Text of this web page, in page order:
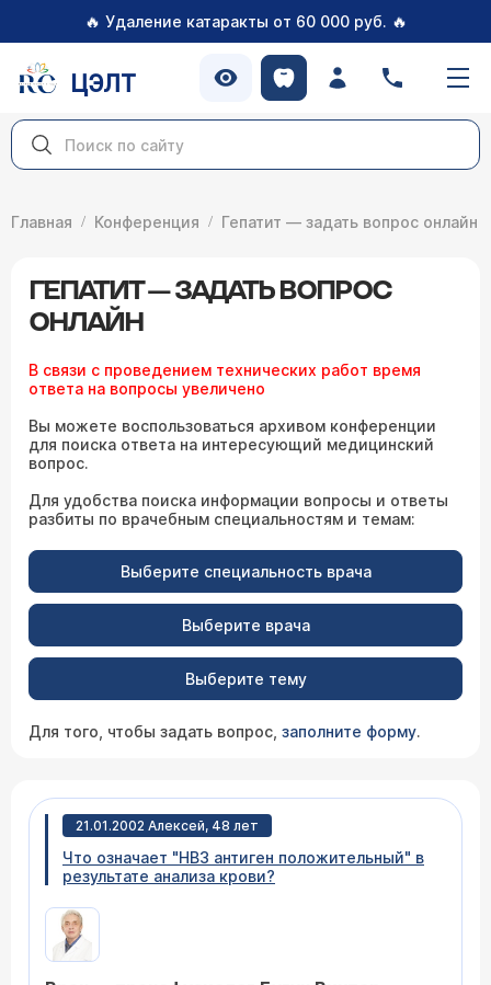
🔥 Удаление катаракты от 60 000 руб. 🔥
ЦЭЛТ
Главная Конференция Гепатит — задать вопрос онлайн
ГЕПАТИТ — ЗАДАТЬ ВОПРОС
ОНЛАЙН
В связи с проведением технических работ время
ответа на вопросы увеличено
Вы можете воспользоваться архивом конференции
для поиска ответа на интересующий медицинский
вопрос.
Для удобства поиска информации вопросы и ответы
разбиты по врачебным специальностям и темам:
Выберите специальность врача
Выберите врача
Выберите тему
Для того, чтобы задать вопрос, заполните форму.
21.01.2002 Алексей, 48 лет
Что означает "HB3 антиген положительный" в
результате анализа крови?